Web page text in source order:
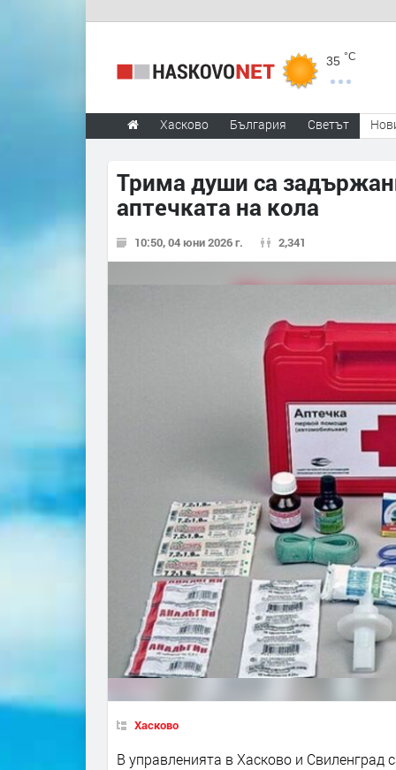
35 °C
Хасково България Светът
Трима души са
аптечката на кола
10:50, 04 юни 2026 г. 2,341
Хасково
В управленията в Хасково и